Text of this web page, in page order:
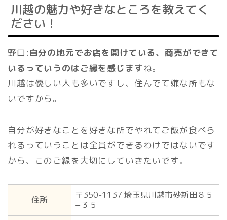
川越の魅力や好きなところを教えてく
ださい！
野口:自分の地元でお店を開けている、商売ができて
いるっていうのはご縁を感じますね。
川越は優しい人も多いですし、住んでて嫌な所もな
いですから。
自分が好きなことを好きな所でやれてご飯が食べら
れるっていうことは全員ができるわけではないです
から、このご縁を大切にしていきたいです。
住所
〒350-1137 埼玉県川越市砂新田８５
−３５